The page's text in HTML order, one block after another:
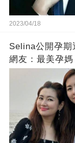
2023/04/18
Selina公開孕期
網友：最美孕媽